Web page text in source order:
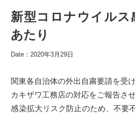
新型コロナウイルス
あたり
Date：2020年3月29日
関東各自治体の外出自粛要請を受け
カキザワ工務店の対応をご報告さ
感染拡大リスク防止のため、不要